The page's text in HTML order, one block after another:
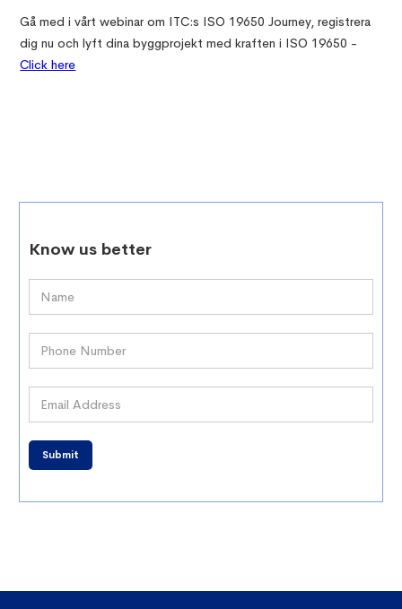
Gå med i vårt webinar om ITC:s ISO 19650 Journey, registrera
dig nu och lyft dina byggprojekt med kraften i ISO 19650 -
Click here
Know us better